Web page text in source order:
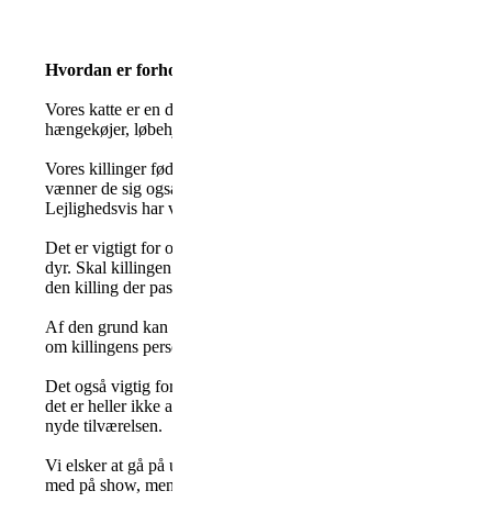
Hvordan er forholdene for vores killinger og katte
Vores katte er en del af familie, og har adgang til det meste af
hængekøjer, løbehjul osv. fra værelset er der adgang til en lille
Vores killinger fødes og vokser op i vores stue, da vi ønsker at
vænner de sig også til de lyde og gøremål der er i et hjem. Vi
Lejlighedsvis har vi også besøg af hunde.
Det er vigtigt for os at vores killinger får det helt rigtige hjem,
dyr. Skal killingen med på ferie? ønsker man at udstille? OSV.
den killing der passer til dem.
Af den grund kan vores killinger heller ikke reserveres før de
om killingens personlighed, men kontakt os gerne, hvis du er
Det også vigtig for os, at vores katte er harmoniske og trives i
det er heller ikke alle, der har et naturtalent som mor. Disse
nyde tilværelsen.
Vi elsker at gå på udstilling, men desværre er det ikke alle
med på show, mens andre hader det. Derfor vælger vi at